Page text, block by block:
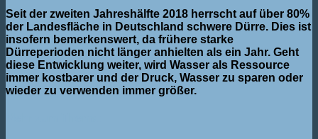
Seit der zweiten Jahreshälfte 2018 herrscht auf über 80%
der Landesfläche in Deutschland schwere Dürre. Dies ist
insofern bemerkenswert, da frühere starke
Dürreperioden nicht länger anhielten als ein Jahr. Geht
diese Entwicklung weiter, wird Wasser als Ressource
immer kostbarer und der Druck, Wasser zu sparen oder
wieder zu verwenden immer größer.